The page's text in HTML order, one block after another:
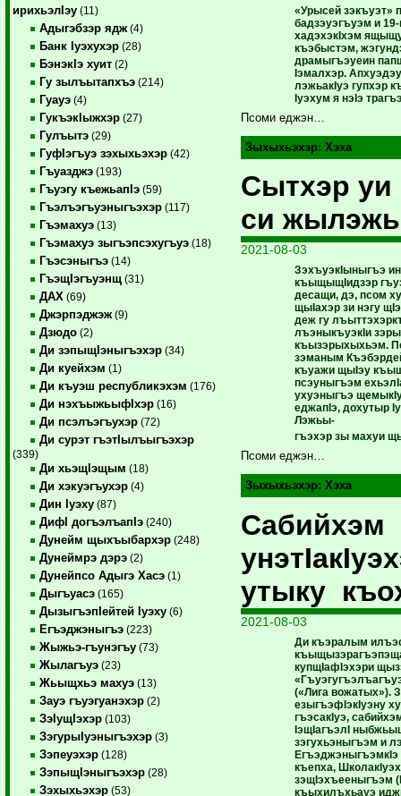
ирихьэлIэу (11)
Адыгэбзэр ядж (4)
Банк Iуэхухэр (28)
БэнэкIэ хуит (2)
Гу зылъытапхъэ (214)
Гуауэ (4)
ГукъэкIыжхэр (27)
Гулъытэ (29)
ГуфIэгъуэ зэхыхьэхэр (42)
Гъуазджэ (193)
Гъуэгу къежьапIэ (59)
Гъэлъэгъуэныгъэхэр (117)
Гъэмахуэ (13)
Гъэмахуэ зыгъэпсэхугъуэ (18)
Гъэсэныгъэ (14)
ГъэщIэгъуэнщ (31)
ДАХ (69)
Джэрпэджэж (9)
Дзюдо (2)
Ди зэпыщIэныгъэхэр (34)
Ди куейхэм (1)
Ди къуэш республикэхэм (176)
Ди нэхъыжьыфIхэр (16)
Ди псэлъэгъухэр (72)
Ди сурэт гъэтIылъыгъэхэр
(339)
Ди хьэщIэщым (18)
Ди хэкуэгъухэр (4)
Дин Iуэху (87)
ДифI догъэлъапIэ (240)
Дунейм щыхъыбархэр (248)
Дунеймрэ дэрэ (2)
Дунейпсо Адыгэ Хасэ (1)
Дыгъуасэ (165)
ДызыгъэпIейтей Iуэху (6)
Егъэджэныгъэ (223)
Жыжьэ-гъунэгъу (73)
Жылагъуэ (23)
Жьыщхьэ махуэ (13)
Зауэ гъуэгуанэхэр (2)
ЗэIущIэхэр (103)
ЗэгурыIуэныгъэхэр (3)
Зэпеуэхэр (128)
ЗэпыщIэныгъэхэр (28)
Зэхыхьэхэр (53)
«Урысей зэкъуэт»
бадзэуэгъуэм и
хадэхэкIхэм
къэбыстэм,
драмыгъэуеин
Iэмалхэр.
лэжьакIуэ гупхэр
Iуэхум я нэIэ
Псоми еджэн…
Зыхыхьэхэр: Хэха
Сытхэр уи
си
2021-08-03
ЗэхъуэкIыныгъэ
къыщыщIидзэр
десащи, дэ, псом
щыIахэр зи нэгу
деж гу
лъэныкъуэкIи
къызэрыхыхьэм.
зэманым
къуажи щыIэу
псэуныгъэм
ухуэныгъэ
еджапIэ, дохутыр
Лэжьы-
гъэхэр зы махуи
Псоми еджэн…
Зыхыхьэхэр: Хэха
утыку
2021-08-03
Ди къэралым
купщIафIэхэри
(«Лига вожатых»).
езыгъэфIэкIуэну
гъэсакIуэ,
IэщIагъэлI
зэгухьэныгъэм и
ЕгъэджэныгъэмкIэ
къепха,
зэщIэхъееныгъэм
къыхилъхьауэ